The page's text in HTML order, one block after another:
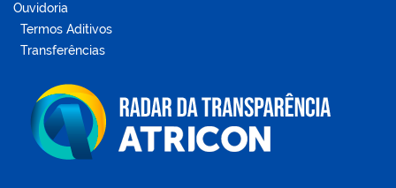
Ouvidoria
Termos Aditivos
Transferências